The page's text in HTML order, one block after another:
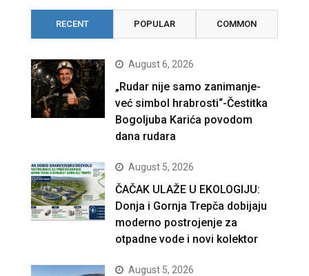
RECENT POPULAR COMMON
August 6, 2026
„Rudar nije samo zanimanje-
već simbol hrabrosti“-Čestitka
Bogoljuba Karića povodom
dana rudara
August 5, 2026
ČAČAK ULAŽE U EKOLOGIJU:
Donja i Gornja Trepča dobijaju
moderno postrojenje za
otpadne vode i novi kolektor
August 5, 2026